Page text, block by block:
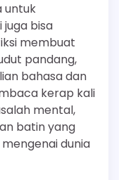
untuk
bisa
membuat
pandang,
bahasa dan
kerap kali
mental,
batin yang
dunia